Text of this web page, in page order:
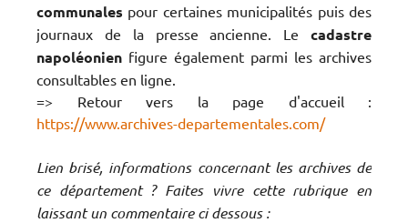
communales pour certaines municipalités puis des
journaux de la presse ancienne. Le cadastre
napoléonien figure également parmi les archives
consultables en ligne.
=> Retour vers la page d'accueil :
https://www.archives-departementales.com/
Lien brisé, informations concernant les archives de
ce département ? Faites vivre cette rubrique en
laissant un commentaire ci dessous :